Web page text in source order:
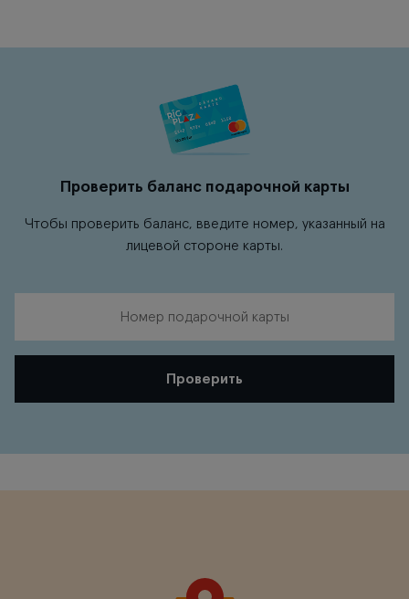
Проверить баланс подарочной карты
Чтобы проверить баланс, введите номер, указанный на
лицевой стороне карты.
Проверить